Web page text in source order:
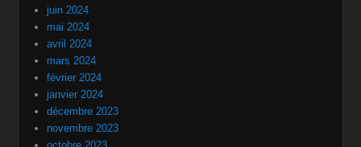
juin 2024
mai 2024
avril 2024
mars 2024
février 2024
janvier 2024
décembre 2023
novembre 2023